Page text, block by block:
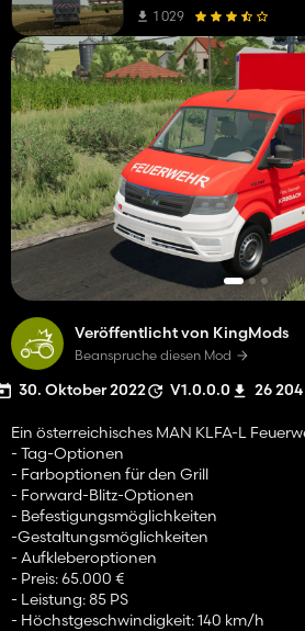
Veröffentlicht von KingMods
Beanspruche diesen Mod
30. Oktober 2022 V1.0.0.0 26 204
Ein österreichisches MAN KLFA-L
- Tag-Optionen
- Farboptionen für den Grill
- Forward-Blitz-Optionen
- Befestigungsmöglichkeiten
-Gestaltungsmöglichkeiten
- Aufkleberoptionen
- Preis: 65.000 €
- Leistung: 85 PS
- Höchstgeschwindigkeit: 140 km/h
1 029